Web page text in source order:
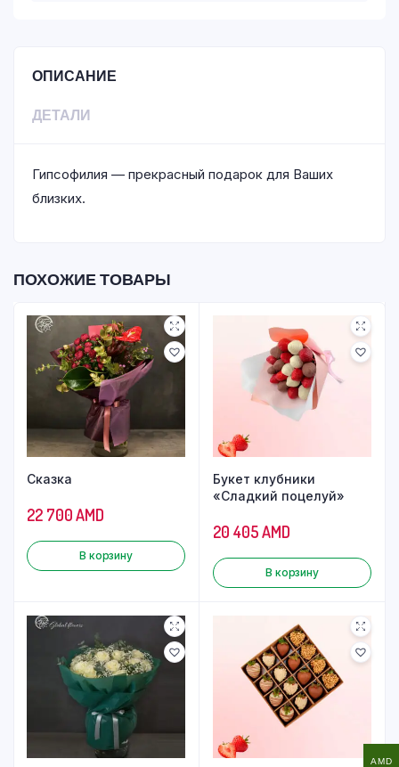
ОПИСАНИЕ
ДЕТАЛИ
Гипсофилия — прекрасный подарок для Ваших
близких.
ПОХОЖИЕ ТОВАРЫ
Сказка
22 700AMD
В корзину
Букет клубники
«Сладкий поцелуй»
20 405AMD
В корзину
AMD